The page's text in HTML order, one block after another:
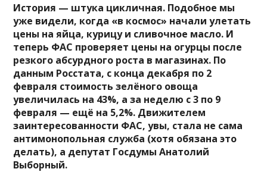
История — штука цикличная. Подобное мы
уже видели, когда «в космос» начали улетать
цены на яйца, курицу и сливочное масло. И
теперь ФАС проверяет цены на огурцы после
резкого абсурдного роста в магазинах. По
данным Росстата, с конца декабря по 2
февраля стоимость зелёного овоща
увеличилась на 43%, а за неделю с 3 по 9
февраля — ещё на 5,2%. Движителем
заинтересованности ФАС, увы, стала не сама
антимонопольная служба (хотя обязана это
делать), а депутат Госдумы Анатолий
Выборный.